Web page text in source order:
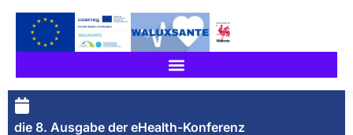
die 8. Ausgabe der eHealth-Konferenz